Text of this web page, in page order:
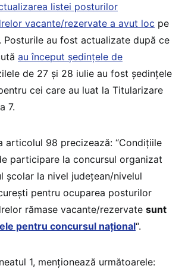
listei posturilor
vacante/rezervate a avut loc pe
Posturile au fost actualizate după ce
au început ședințele de
de 27 și 28 iulie au fost ședințele
cei care au luat la Titularizare
7.
articolul 98 precizează: “Condiţiile
participare la concursul organizat
şcolar la nivel judeţean/nivelul
pentru ocuparea posturilor
rămase vacante/rezervate sunt
pentru concursul naţional“.
1, menționează următoarele: